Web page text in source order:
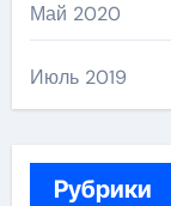
Май 2020
Июль 2019
Рубрики